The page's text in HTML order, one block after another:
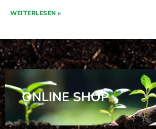
WEITERLESEN »
ONLINE SHOP